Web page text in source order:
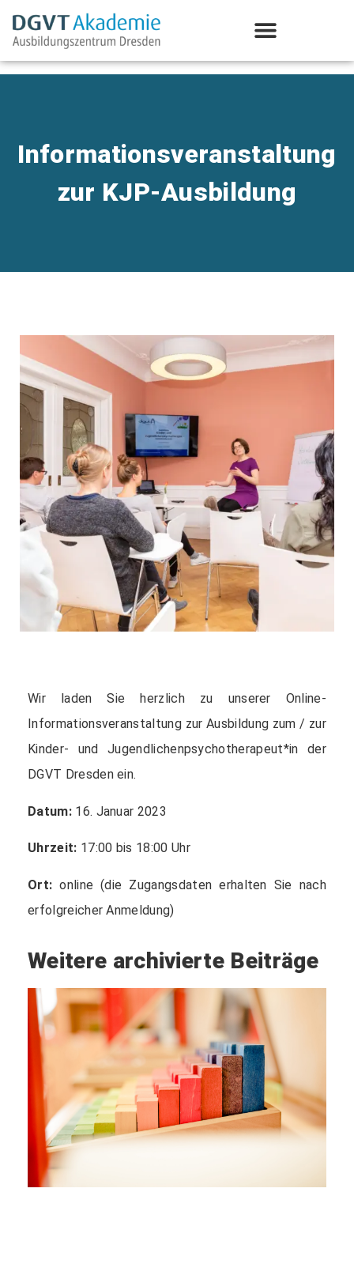
Informationsveranstaltung
zur KJP-Ausbildung
Wir laden Sie herzlich zu unserer Online-
Informationsveranstaltung zur Ausbildung zum / zur
Kinder- und Jugendlichenpsychotherapeut*in der
DGVT Dresden ein.
Datum:16. Januar 2023
Uhrzeit: 17:00 bis 18:00 Uhr
Ort: online (die Zugangsdaten erhalten Sie nach
erfolgreicher Anmeldung)
Weitere archivierte Beiträge